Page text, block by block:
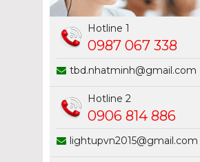
Hotline 1
0987 067 338
tbd.nhatminh@gmail.com
Hotline 2
0906 814 886
lightupvn2015@gmail.com